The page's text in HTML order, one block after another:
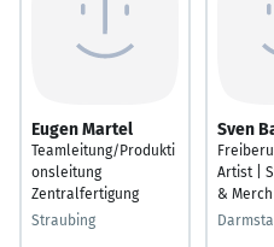
Eugen Martel
Teamleitung/Produkti
onsleitung
Zentralfertigung
Straubing
Sven
Artist |
&